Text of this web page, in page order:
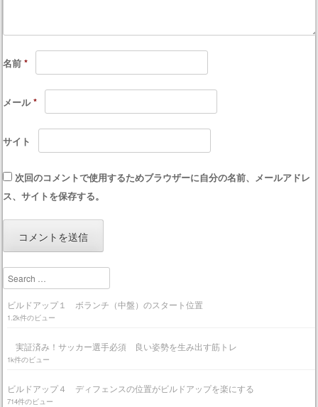
名前*
メール*
サイト
次回のコメントで使用するためブラウザーに自分の名前、メールアドレ
ス、サイトを保存する。
Search
ビルドアップ１ ボランチ（中盤）のスタート位置
1.2k件のビュー
実証済み！サッカー選手必須 良い姿勢を生み出す筋トレ
1k件のビュー
ビルドアップ４ ディフェンスの位置がビルドアップを楽にする
714件のビュー